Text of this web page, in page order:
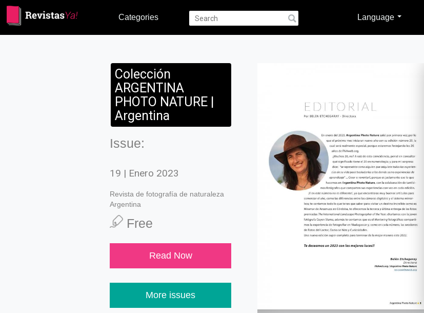
Categories Language
Colección
ARGENTINA
PHOTO NATURE |
Argentina
Issue:
19 | Enero 2023
Revista de fotografía de naturaleza
Argentina
Free
Read Now
More issues